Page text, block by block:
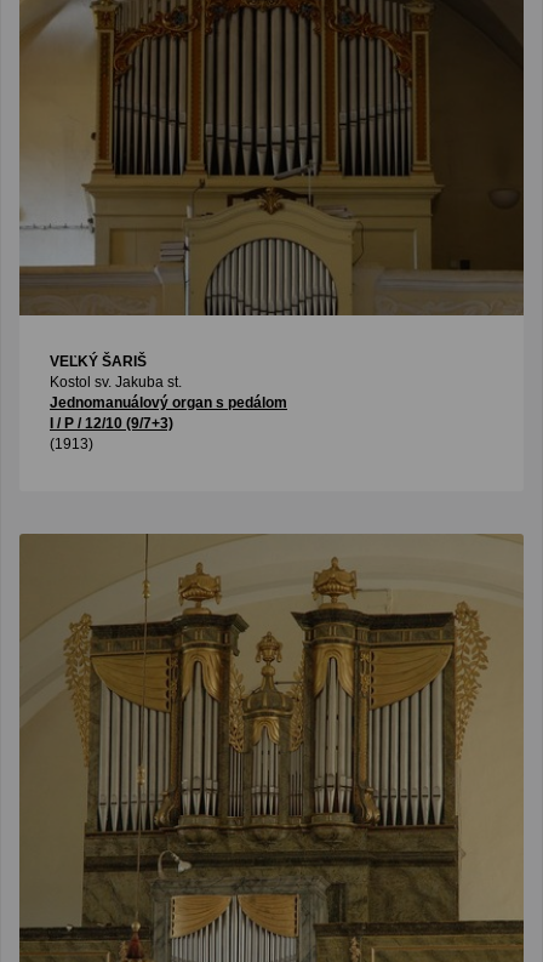
VEĽKÝ ŠARIŠ
Kostol sv. Jakuba st.
Jednomanuálový organ s pedálom
I / P / 12/10 (9/7+3)
(1913)